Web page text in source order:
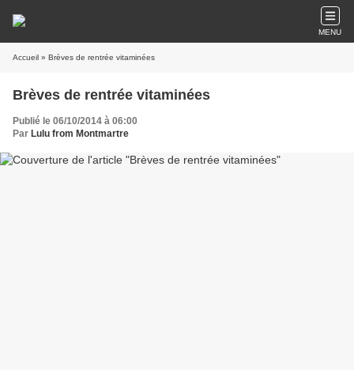
MENU
Accueil » Brèves de rentrée vitaminées
Brèves de rentrée vitaminées
Publié le 06/10/2014 à 06:00
Par Lulu from Montmartre